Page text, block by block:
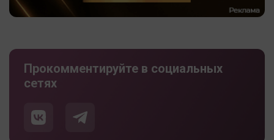
Прокомментируйте в социальных
сетях